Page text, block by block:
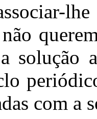
solução
com a